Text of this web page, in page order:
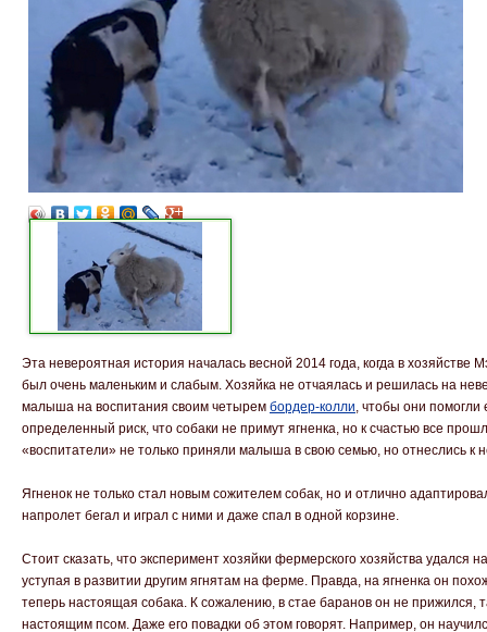
Эта невероятная история началась весной 2014 года, когда в хозяйстве
был очень маленьким и слабым. Хозяйка не отчаялась и решилась на
малыша на воспитания своим четырем бордер-колли, чтобы они помогли
определенный риск, что собаки не примут ягненка, но к счастью все
«воспитатели» не только приняли малыша в свою семью, но отнеслись к
Ягненок не только стал новым сожителем собак, но и отлично
напролет бегал и играл с ними и даже спал в одной корзине.
Стоит сказать, что эксперимент хозяйки фермерского хозяйства удался
уступая в развитии другим ягнятам на ферме. Правда, на ягненка он
теперь настоящая собака. К сожалению, в стае баранов он не прижился,
настоящим псом. Даже его повадки об этом говорят. Например, он